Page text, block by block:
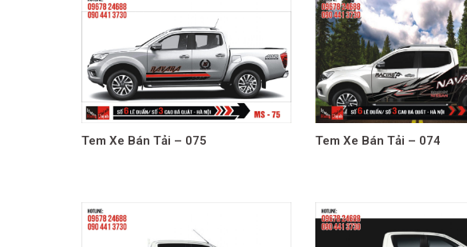
Tem Xe Bán Tải – 075 Tem Xe Bán Tải – 074